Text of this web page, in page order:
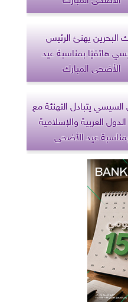
البحرين يهنئ الرئيس
هاتفيًا بمناسبة عيد
الأضحى المبارك
السيسي يتبادل التهنئة مع
العربية والإسلامية
عيد الأضحى